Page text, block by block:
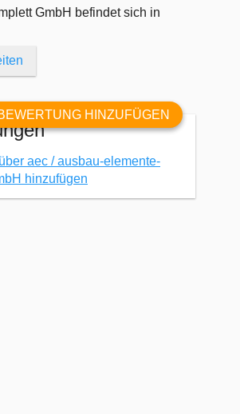
GmbH befindet sich in
HINZUFÜGEN
aec / ausbau-elemente-
hinzufügen